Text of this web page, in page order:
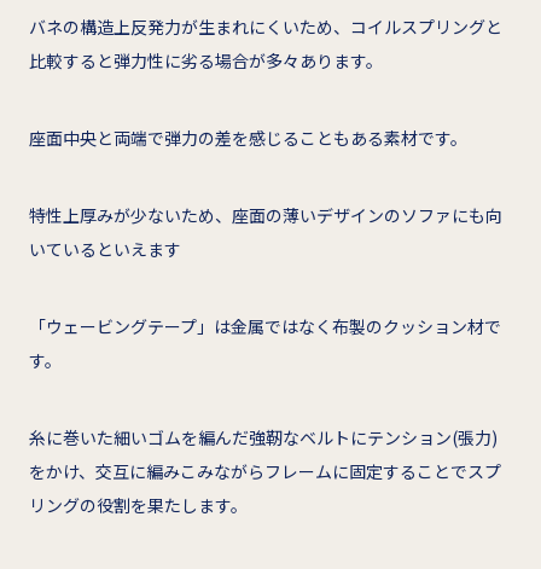
バネの構造上反発力が生まれにくいため、コイルスプリングと
比較すると弾力性に劣る場合が多々あります。
座面中央と両端で弾力の差を感じることもある素材です。
特性上厚みが少ないため、座面の薄いデザインのソファにも向
いているといえます
「ウェービングテープ」は金属ではなく布製のクッション材で
す。
糸に巻いた細いゴムを編んだ強靭なベルトにテンション(張力)
をかけ、交互に編みこみながらフレームに固定することでスプ
リングの役割を果たします。